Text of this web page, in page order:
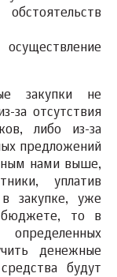
закупки не
за отсутствия
либо из-за
предложений
нами выше,
уплатив
закупке, уже
то в
денежные
будут